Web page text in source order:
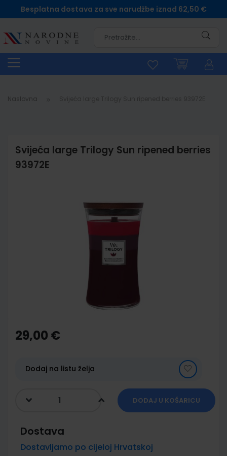
Besplatna dostava za sve narudžbe iznad 62,50 €
Naslovna
Svijeća large Trilogy Sun ripened berries
93972E
the
beginning
gallery
29,00 €
Dodaj na listu želja
DODAJ U KOŠARICU
Dostava
Dostavljamo po cijeloj Hrvatskoj